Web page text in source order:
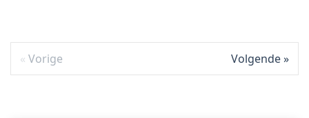
Vorige Volgende